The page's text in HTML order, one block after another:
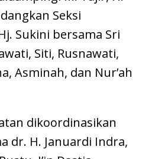
Seksi
Sukini bersama Sri
Siti, Rusnawati,
Asminah, dan Nur’ah
dikoordinasikan
dr. H. Januardi Indra,